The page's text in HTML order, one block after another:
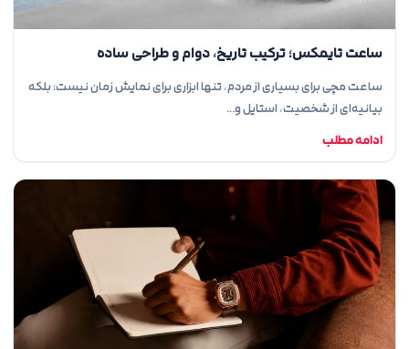
ساعت تایمکس؛ ترکیب تاریخ، دوام و طراحی ساده
ساعت مچی برای بسیاری از مردم، تنها ابزاری برای نمایش زمان نیست؛ بلکه
بیانیه‌ای از شخصیت، استایل و…
ادامه مطلب